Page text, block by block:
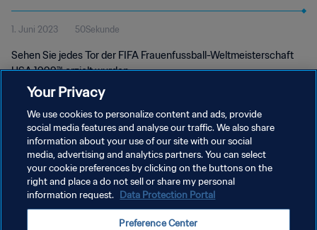
Frauenfussball-Weltmeisterschaft
USA 1999™
1. Juni 2023 50Sekunde
Sehen Sie jedes Tor der FIFA Frauenfussball-Weltmeisterschaft
USA 1999™ erzielt wurden.
DATENSCHUTZ
NUTZUNGSBEDINGUNGEN
COOKIE-EINSTELLUNGEN VERWALTEN
Your Privacy
We use cookies to personalize content and ads, provide
social media features and analyse our traffic. We also share
information about your use of our site with our social
media, advertising and analytics partners. You can select
your cookie preferences by clicking on the buttons on the
right and place a do not sell or share my personal
information request. Data Protection Portal
Preference Center